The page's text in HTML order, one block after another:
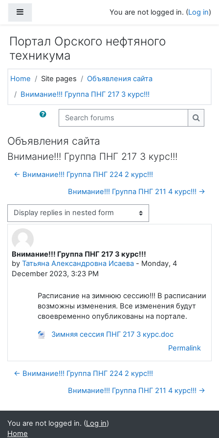
You are not logged in. (Log in)
Портал Орского нефтяного
техникума
Home Site pages
Объявления сайта
Внимание!!! Группа ПНГ 217 3 курс!!!
Search forums
Объявления сайта
Внимание!!! Группа ПНГ 217 3 курс!!!
← Внимание!!! Группа ПНГ 224 2 курс!!!
Внимание!!! Группа ПНГ 211 4 курс!!! →
Display mode
Внимание!!! Группа ПНГ 217 3 курс!!!
by Татьяна Александровна Исаева - Monday, 4
December 2023, 3:23 PM
Number of replies: 0
Расписание на зимнюю сессию!!! В расписании
возможны изменения. Все изменения будут
своевременно опубликованы на портале.
Зимняя сессия ПНГ 217 3 курс.doc
Permalink
← Внимание!!! Группа ПНГ 224 2 курс!!!
Внимание!!! Группа ПНГ 211 4 курс!!! →
You are not logged in. (Log in)
Home